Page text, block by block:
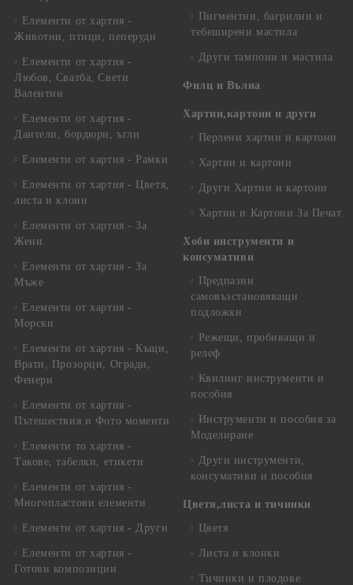
Елементи от хартия -
Животни, птици, пеперуди
Елементи от хартия -
Любов, Сватба, Свети
Валентин
Елементи от хартия -
Дантели, бордюри, ъгли
Елементи от хартия - Рамки
Елементи от хартия - Цветя,
листа и клони
Елементи от хартия - За
Жени
Елементи от хартия - За
Мъже
Елементи от хартия -
Морски
Елементи от хартия - Къщи,
Врати, Прозорци, Огради,
Фенери
Елементи от хартия -
Пътешествия и Фото моменти
Елементи то хартия -
Такове, табелки, етикети
Елементи от хартия -
Многопластови елементи
Елементи от хартия - Други
Елементи от хартия -
Готови композиции
Пигментни, багрилни и
тебеширени мастила
Други тампони и мастила
Филц и Вълна
Хартии,картони и други
Перлени хартии и картони
Хартии и картони
Други Хартии и картони
Хартии и Картони За Печат
Хоби инструменти и
консумативи
Предпазни
самовъзстановяващи
подложки
Режещи, пробиващи и
релеф
Квилинг инструменти и
пособия
Инструменти и пособия за
Моделиране
Други инструменти,
консумативи и пособия
Цветя,листа и тичинки
Цветя
Листа и клонки
Тичинки и плодове